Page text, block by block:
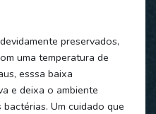
preservados,
uma temperatura de
esssa baixa
e deixa o ambiente
Um cuidado que